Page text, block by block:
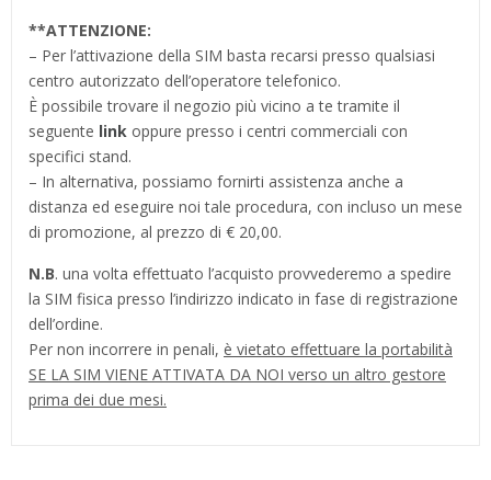
**ATTENZIONE:
– Per l’attivazione della SIM basta recarsi presso qualsiasi
centro autorizzato dell’operatore telefonico.
È possibile trovare il negozio più vicino a te tramite il
seguente link oppure presso i centri commerciali con
specifici stand.
– In alternativa, possiamo fornirti assistenza anche a
distanza ed eseguire noi tale procedura, con incluso un mese
di promozione, al prezzo di € 20,00.
N.B. una volta effettuato l’acquisto provvederemo a spedire
la SIM fisica presso l’indirizzo indicato in fase di registrazione
dell’ordine.
Per non incorrere in penali, è vietato effettuare la portabilità
SE LA SIM VIENE ATTIVATA DA NOI verso un altro gestore
prima dei due mesi.